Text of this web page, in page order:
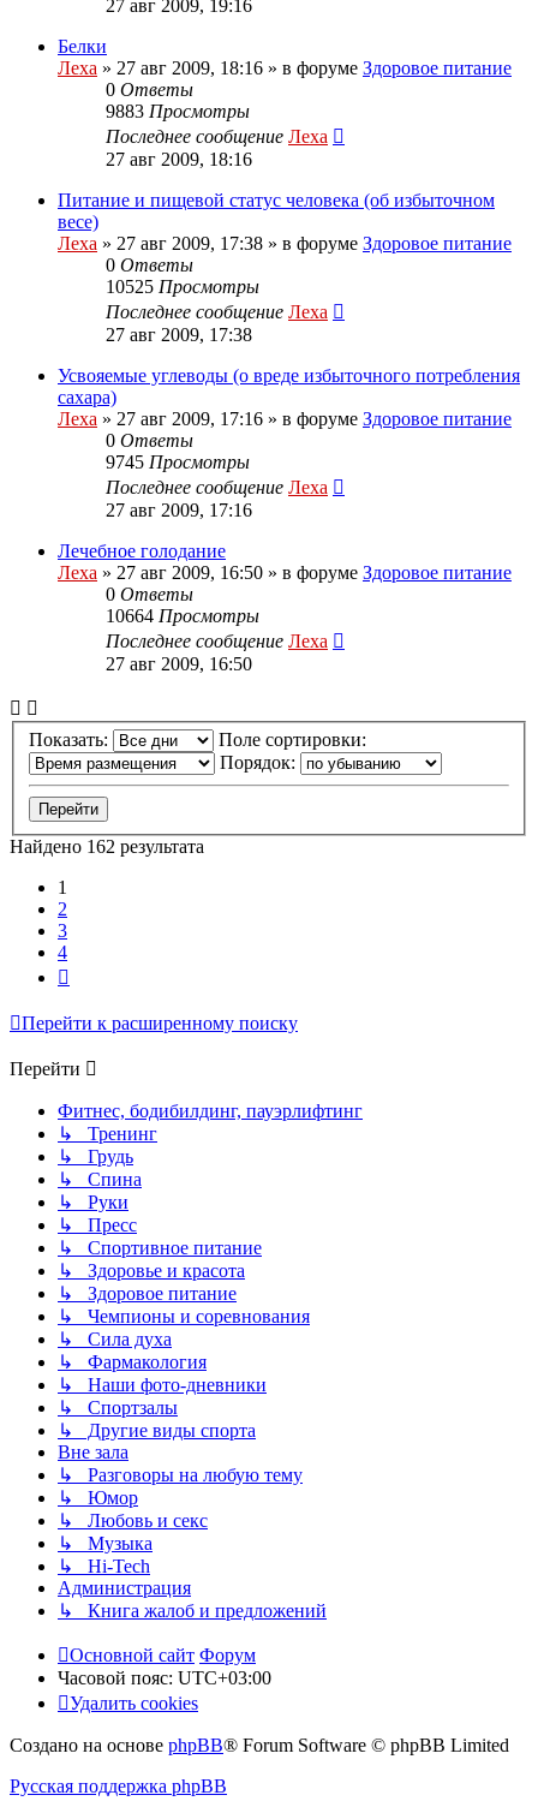
27 авг 2009, 19:16
Белки
Леха » 27 авг 2009, 18:16 » в форуме Здоровое питание
0 Ответы
9883 Просмотры
Последнее сообщение Леха
27 авг 2009, 18:16
Питание и пищевой статус человека (об избыточном
весе)
Леха » 27 авг 2009, 17:38 » в форуме Здоровое питание
0 Ответы
10525 Просмотры
Последнее сообщение Леха
27 авг 2009, 17:38
Усвояемые углеводы (о вреде избыточного потребления
сахара)
Леха » 27 авг 2009, 17:16 » в форуме Здоровое питание
0 Ответы
9745 Просмотры
Последнее сообщение Леха
27 авг 2009, 17:16
Лечебное голодание
Леха » 27 авг 2009, 16:50 » в форуме Здоровое питание
0 Ответы
10664 Просмотры
Последнее сообщение Леха
27 авг 2009, 16:50
Показать:
Поле сортировки:
Порядок:
Найдено 162 результата
1
2
3
4
Перейти к расширенному поиску
Перейти
Фитнес, бодибилдинг, пауэрлифтинг
↳ Тренинг
↳ Грудь
↳ Спина
↳ Руки
↳ Пресс
↳ Спортивное питание
↳ Здоровье и красота
↳ Здоровое питание
↳ Чемпионы и соревнования
↳ Сила духа
↳ Фармакология
↳ Наши фото-дневники
↳ Спортзалы
↳ Другие виды спорта
Вне зала
↳ Разговоры на любую тему
↳ Юмор
↳ Любовь и секс
↳ Музыка
↳ Hi-Tech
Администрация
↳ Книга жалоб и предложений
Основной сайт Форум
Часовой пояс: UTC+03:00
Удалить cookies
Создано на основе phpBB® Forum Software © phpBB Limited
Русская поддержка phpBB